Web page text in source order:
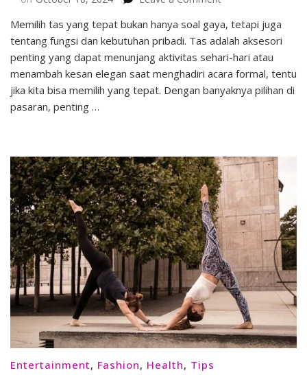
Hal
yang
Harus
Diketahui
Sebelum
Beli
Memilih tas yang tepat bukan hanya soal gaya, tetapi juga
tentang fungsi dan kebutuhan pribadi. Tas adalah aksesori
penting yang dapat menunjang aktivitas sehari-hari atau
menambah kesan elegan saat menghadiri acara formal, tentu
jika kita bisa memilih yang tepat. Dengan banyaknya pilihan di
pasaran, penting …
Entertainment, Fashion, Health, Tips